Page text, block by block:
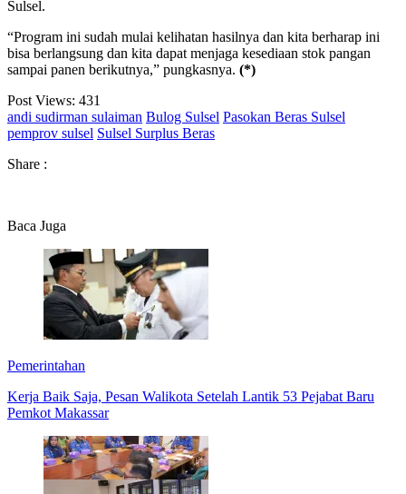
Sulsel.
“Program ini sudah mulai kelihatan hasilnya dan kita berharap ini
bisa berlangsung dan kita dapat menjaga kesediaan stok pangan
sampai panen berikutnya,” pungkasnya. (*)
Post Views: 431
andi sudirman sulaiman Bulog Sulsel Pasokan Beras Sulsel
pemprov sulsel Sulsel Surplus Beras
Share :
Baca Juga
Pemerintahan
Kerja Baik Saja, Pesan Walikota Setelah Lantik 53 Pejabat Baru
Pemkot Makassar